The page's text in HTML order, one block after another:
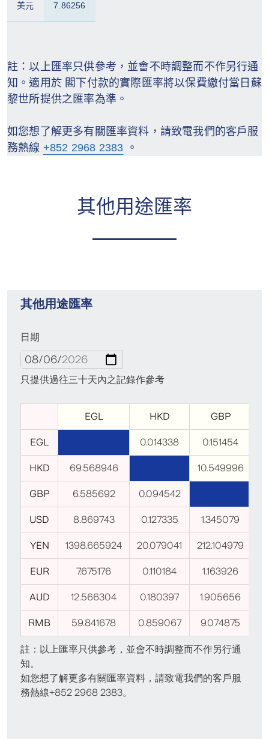
美元 7.86256
註：以上匯率只供參考，並會不時調整而不作另行通
知。適用於 閣下付款的實際匯率將以保費繳付當日蘇
黎世所提供之匯率為準。
如您想了解更多有關匯率資料，請致電我們的客戶服
務熱線 +852 2968 2383 。
其他用途匯率